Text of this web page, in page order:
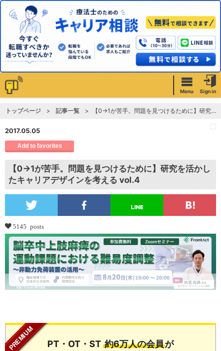
Menu Sign in
トップページ 記事一覧 【0→1が苦手。問題を見つけるために】研究を活かしたキャリアデザインを考える vol.4
2017.05.05
Add to favorites
【0→1が苦手。問題を見つけるために】研究を活かし
たキャリアデザインを考える vol.4
5145 posts
PT・OT・ST 約6万人の会員が